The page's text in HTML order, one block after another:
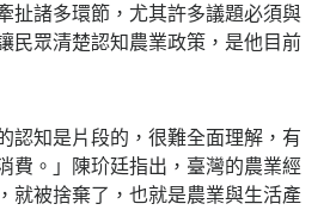
扯諸多環節，尤其許多議題必須與
民眾清楚認知農業政策，是他目前
認知是片段的，很難全面理解，有
費。」陳玠廷指出，臺灣的農業經
就被捨棄了，也就是農業與生活產